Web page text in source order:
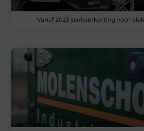
Vanaf 2023 parkeerkorting voor